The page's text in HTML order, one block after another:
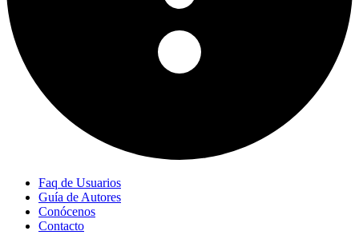
Faq de Usuarios
Guía de Autores
Conócenos
Contacto